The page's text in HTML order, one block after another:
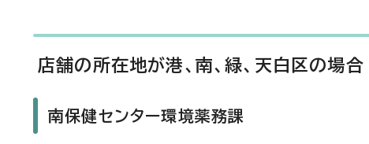
店舗の所在地が港、南、緑、天白区の場合
南保健センター環境薬務課